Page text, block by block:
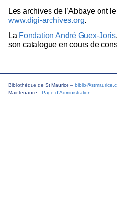
Les archives de l’Abbaye ont
www.digi-archives.org.
La Fondation André Guex-Joris
son catalogue en cours de
Bibliothèque de St Maurice –
Maintenance : Page d’Administration